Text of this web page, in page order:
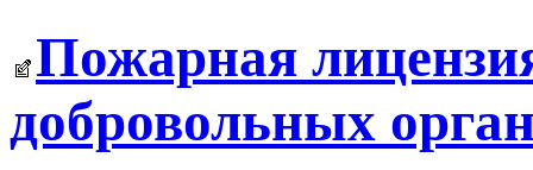
Пожарная
добровольных